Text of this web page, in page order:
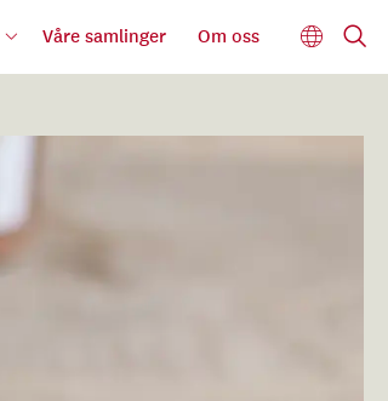
Våre samlinger Om oss